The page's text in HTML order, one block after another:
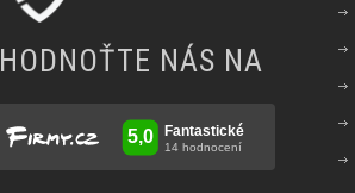
OHODNOŤTE NÁS NA